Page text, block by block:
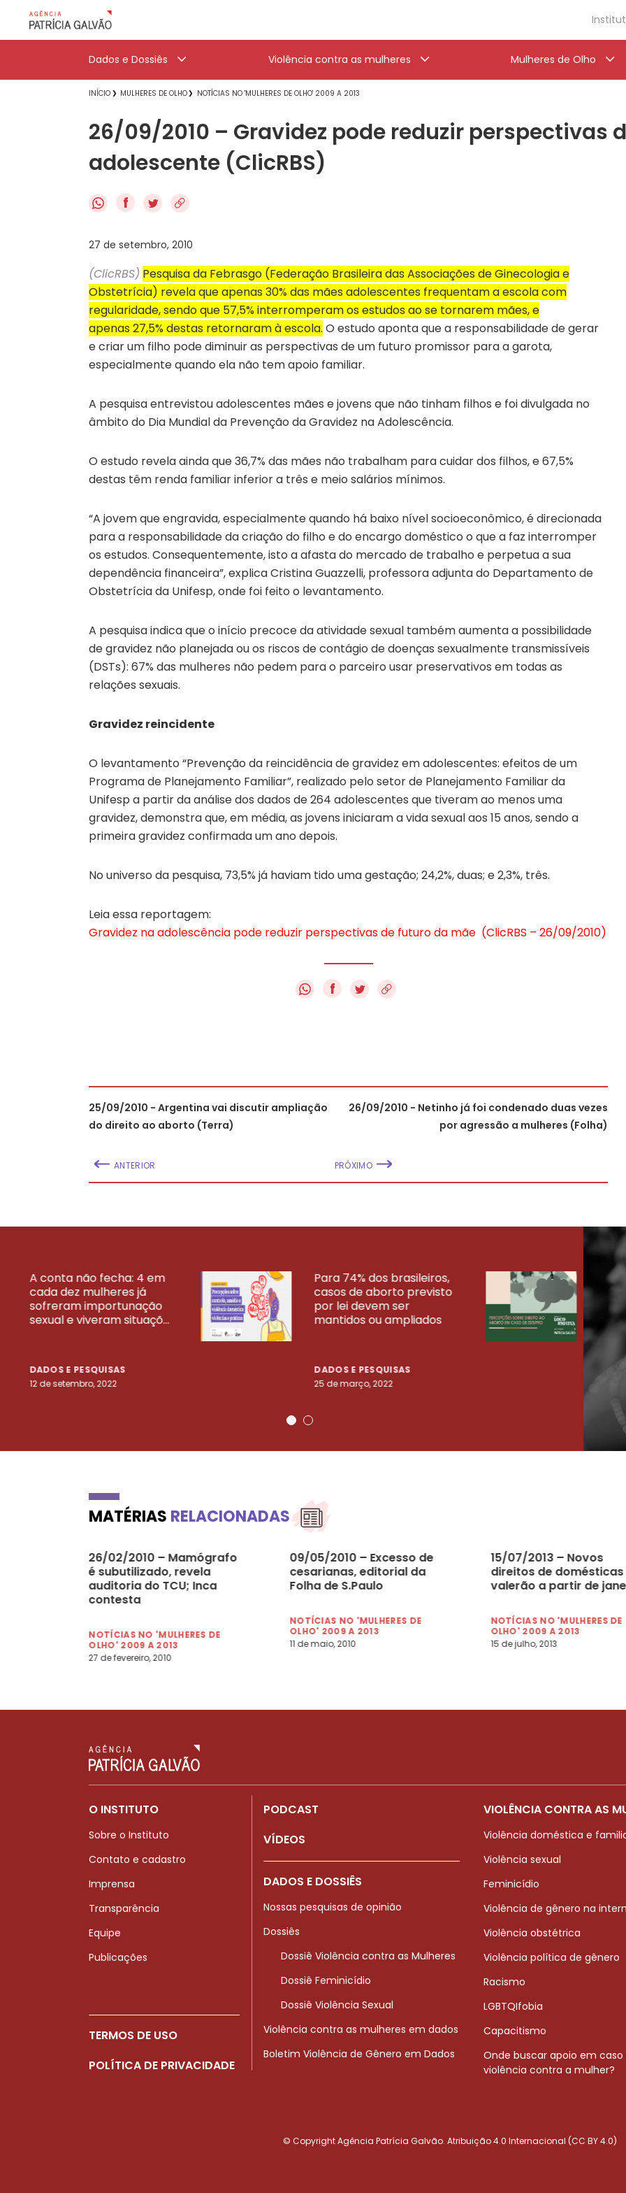
Dados e Dossiês Violência contra as mulheres Mulheres de Olho
INÍCIO MULHERES DE OLHO NOTÍCIAS NO 'MULHERES DE OLHO' 2009 A 2013
26/09/2010 – Gravidez pode reduzir perspectivas
adolescente (ClicRBS)
f
27 de setembro, 2010
(ClicRBS) Pesquisa da Febrasgo (Federação Brasileira das Associações de Ginecologia e
Obstetrícia) revela que apenas 30% das mães adolescentes frequentam a escola com
regularidade, sendo que 57,5% interromperam os estudos ao se tornarem mães, e
apenas 27,5% destas retornaram à escola. O estudo aponta que a responsabilidade de gerar
e criar um filho pode diminuir as perspectivas de um futuro promissor para a garota,
especialmente quando ela não tem apoio familiar.
A pesquisa entrevistou adolescentes mães e jovens que não tinham filhos e foi divulgada no
âmbito do Dia Mundial da Prevenção da Gravidez na Adolescência.
O estudo revela ainda que 36,7% das mães não trabalham para cuidar dos filhos, e 67,5%
destas têm renda familiar inferior a três e meio salários mínimos.
“A jovem que engravida, especialmente quando há baixo nível socioeconômico, é direcionada
para a responsabilidade da criação do filho e do encargo doméstico o que a faz interromper
os estudos. Consequentemente, isto a afasta do mercado de trabalho e perpetua a sua
dependência financeira”, explica Cristina Guazzelli, professora adjunta do Departamento de
Obstetrícia da Unifesp, onde foi feito o levantamento.
A pesquisa indica que o início precoce da atividade sexual também aumenta a possibilidade
de gravidez não planejada ou os riscos de contágio de doenças sexualmente transmissíveis
(DSTs): 67% das mulheres não pedem para o parceiro usar preservativos em todas as
relações sexuais.
Gravidez reincidente
O levantamento “Prevenção da reincidência de gravidez em adolescentes: efeitos de um
Programa de Planejamento Familiar”, realizado pelo setor de Planejamento Familiar da
Unifesp a partir da análise dos dados de 264 adolescentes que tiveram ao menos uma
gravidez, demonstra que, em média, as jovens iniciaram a vida sexual aos 15 anos, sendo a
primeira gravidez confirmada um ano depois.
No universo da pesquisa, 73,5% já haviam tido uma gestação; 24,2%, duas; e 2,3%, três.
Leia essa reportagem:
Gravidez na adolescência pode reduzir perspectivas de futuro da mãe (ClicRBS – 26/09/2010)
f
25/09/2010 - Argentina vai discutir ampliação
do direito ao aborto (Terra)
ANTERIOR
26/09/2010 - Netinho já foi condenado duas vezes
por agressão a mulheres (Folha)
PRÓXIMO
A conta não fecha: 4 em
cada dez mulheres já
sofreram importunação
sexual e viveram situaçõ...
DADOS E PESQUISAS
12 de setembro, 2022
Para 74% dos brasileiros,
casos de aborto previsto
por lei devem ser
mantidos ou ampliados
DADOS E PESQUISAS
25 de março, 2022
23
VEJA MAIS PESQUISAS
MATÉRIAS RELACIONADAS
26/02/2010 – Mamógrafo
é subutilizado, revela
auditoria do TCU; Inca
contesta
NOTÍCIAS NO 'MULHERES DE
OLHO' 2009 A 2013
27 de fevereiro, 2010
09/05/2010 – Excesso de
cesarianas, editorial da
Folha de S.Paulo
NOTÍCIAS NO 'MULHERES DE
OLHO' 2009 A 2013
11 de maio, 2010
15/07/2013 – Novos
direitos de domésticas
valerão a partir de
NOTÍCIAS NO 'MULHERES DE
OLHO' 2009 A 2013
15 de julho, 2013
O INSTITUTO
Sobre o Instituto
Contato e cadastro
Imprensa
Transparência
Equipe
Publicações
TERMOS DE USO
POLÍTICA DE PRIVACIDADE
PODCAST
VÍDEOS
DADOS E DOSSIÊS
Nossas pesquisas de opinião
Dossiês
Dossiê Violência contra as Mulheres
Dossiê Feminicídio
Dossiê Violência Sexual
Violência contra as mulheres em dados
Boletim Violência de Gênero em Dados
VIOLÊNCIA CONTRA AS
Violência doméstica e
Violência sexual
Feminicídio
Violência de gênero na
Violência obstétrica
Violência política de gênero
Racismo
LGBTQIfobia
Capacitismo
Onde buscar apoio em caso
violência contra a mulher?
© Copyright Agência Patrícia Galvão. Atribuição 4.0 Internacional (CC BY 4.0)